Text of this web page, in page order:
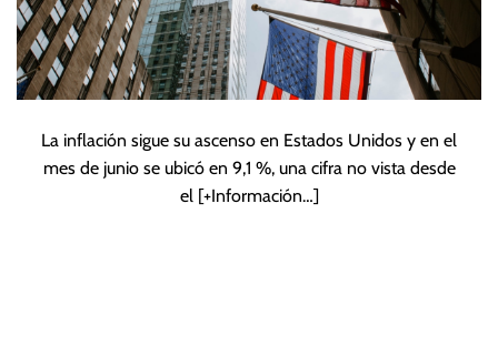
La inflación sigue su ascenso en Estados Unidos y en el
mes de junio se ubicó en 9,1 %, una cifra no vista desde
el [+Información…]